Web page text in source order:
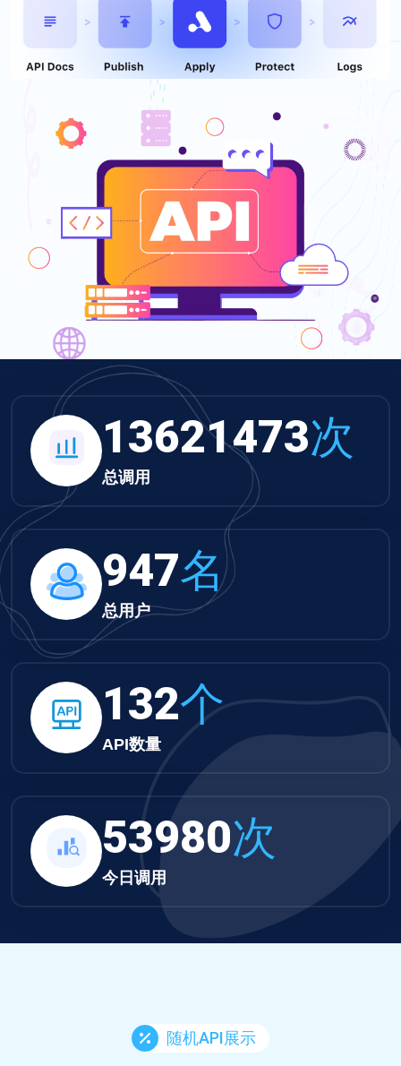
13621473次
总调用
947名
总用户
132个
API数量
53980次
今日调用
随机API展示